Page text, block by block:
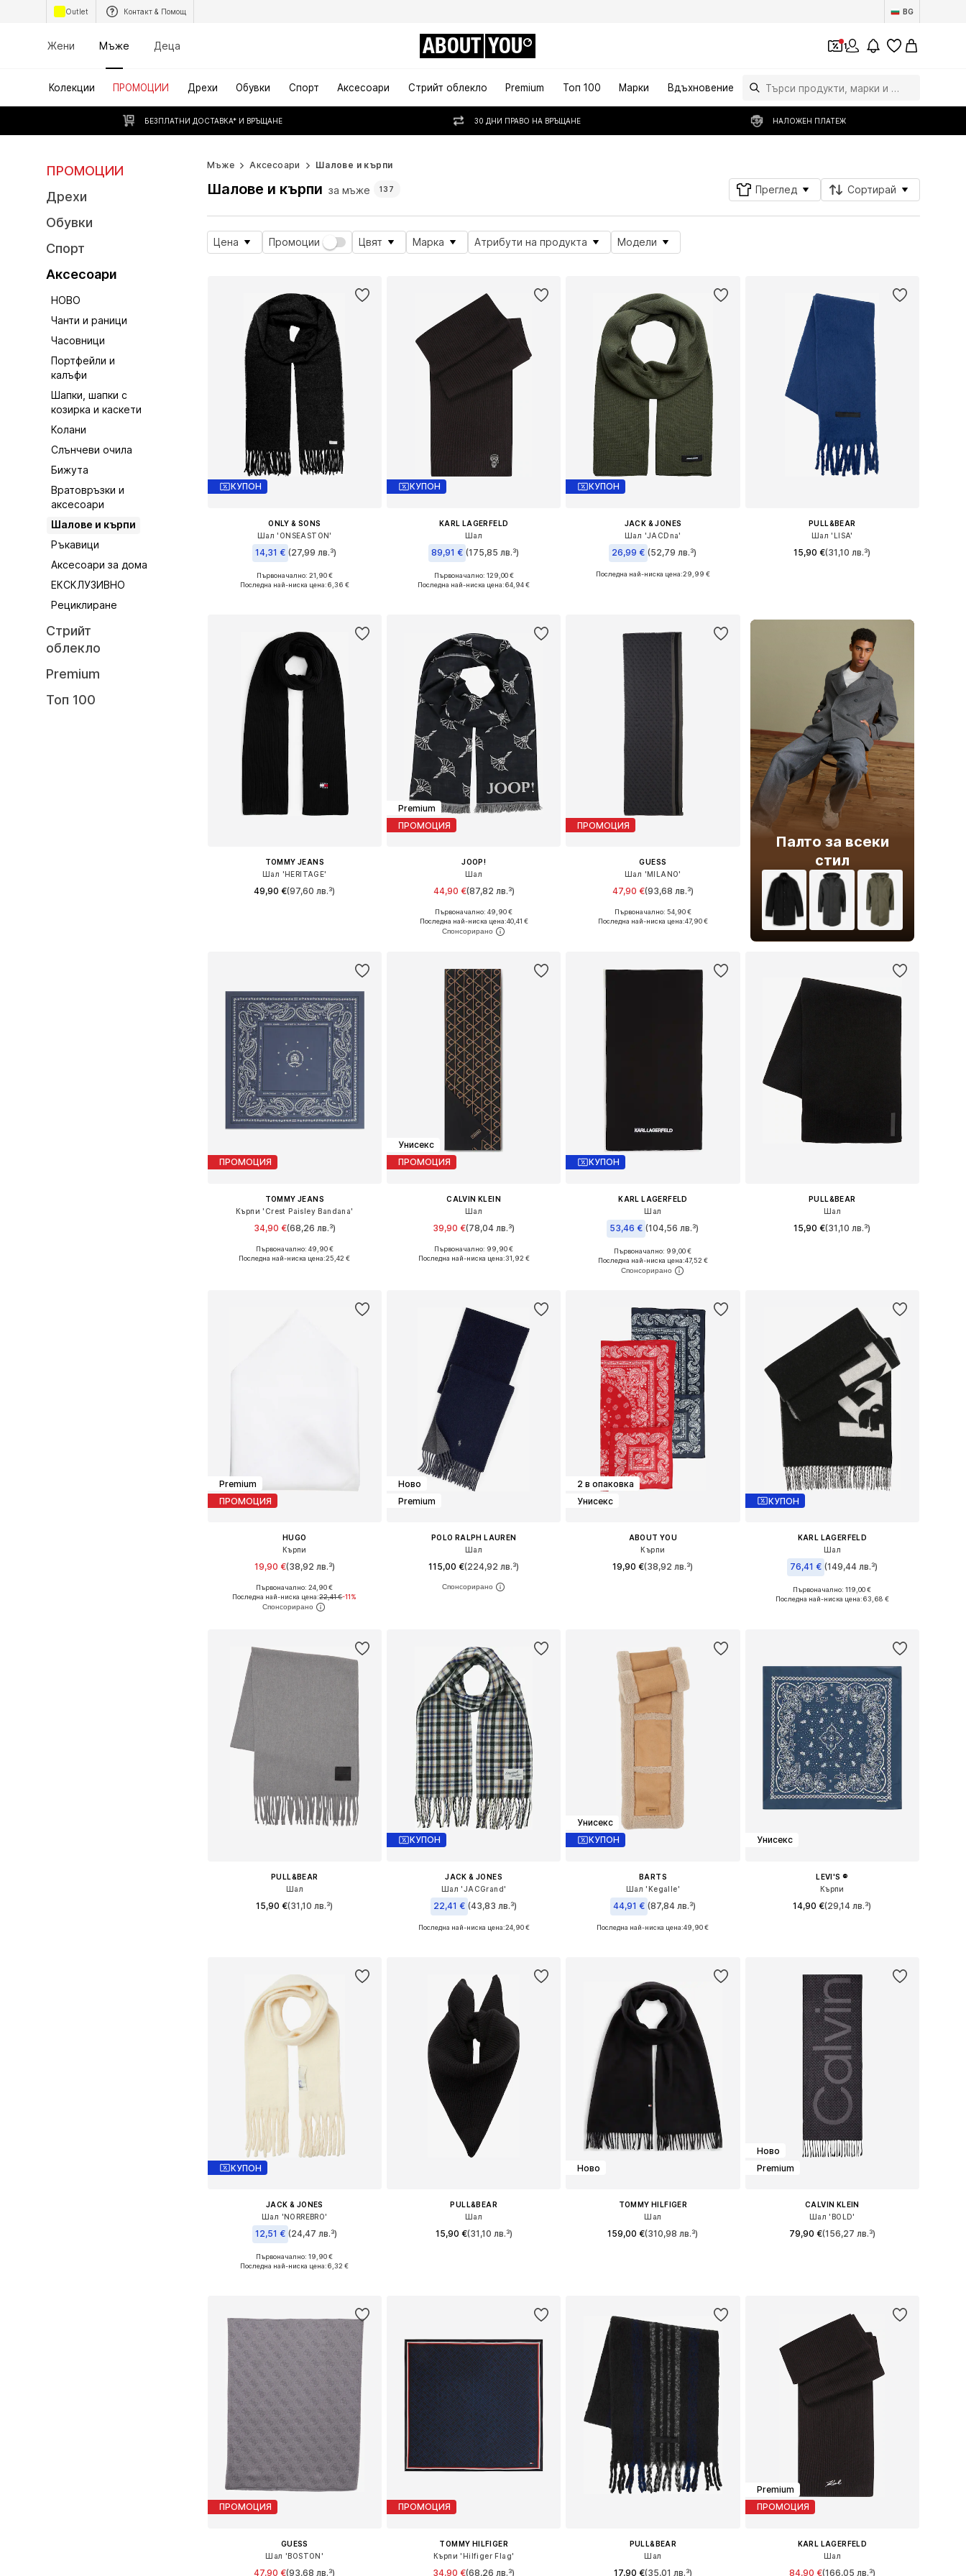
Outlet Контакт & Помощ BG
Жени Мъже Деца ABOUT YOU 1
Колекции ПРОМОЦИИ Дрехи Обувки Спорт Аксесоари Стрийт облекло Premium Топ 100 Марки Вдъхновение
БЕЗПЛАТНИ ДОСТАВКА* И ВРЪЩАНЕ 30 ДНИ ПРАВО НА ВРЪЩАНЕ НАЛОЖЕН ПЛАТЕЖ
ПРОМОЦИИ
Дрехи
Обувки
Спорт
Аксесоари
НОВО
Чанти и раници
Часовници
Портфейли и
калъфи
Шапки, шапки с
козирка и каскети
Колани
Слънчеви очила
Бижута
Вратовръзки и
аксесоари
Шалове и кърпи
Ръкавици
Аксесоари за дома
ЕКСКЛУЗИВНО
Рециклиране
Стрийт
облекло
Premium
Топ 100
Мъже Аксесоари Шалове и кърпи
Шалове и кърпи за мъже 137 Преглед Сортирай
Цена Промоции Цвят Марка Атрибути на продукта Модели
КУПОН
ONLY & SONS
Шал 'ONSEASTON'
14,31 € (27,99 лв.³)
Налични размери: One Size
Първоначално: 21,90 €
Последна най-ниска цена:6,36 €
КУПОН
KARL LAGERFELD
Шал
89,91 € (175,85 лв.³)
Налични размери: One Size
Първоначално: 129,00 €
Последна най-ниска цена:64,94 €
КУПОН
JACK & JONES
Шал 'JACDna'
26,99 € (52,79 лв.³)
+1
Налични размери: One Size
Последна най-ниска цена:29,99 €
PULL&BEAR
Шал 'LISA'
15,90 €(31,10 лв.³)
TOMMY JEANS
Шал 'HERITAGE'
49,90 €(97,60 лв.³)
Premium
ПРОМОЦИЯ
JOOP!
Шал
44,90 €(87,82 лв.³)
Налични размери: One Size
Добави в кошницата
Първоначално: 49,90 €
Последна най-ниска цена:40,41 €
ПРОМОЦИЯ
GUESS
Шал 'MILANO'
47,90 €(93,68 лв.³)
Налични размери: One Size
Първоначално: 54,90 €
Последна най-ниска цена:47,90 €
Палто за всеки
стил
ПРОМОЦИЯ
TOMMY JEANS
Кърпи 'Crest Paisley Bandana'
34,90 €(68,26 лв.³)
Налични размери: One Size
Първоначално: 49,90 €
Последна най-ниска цена:25,42 €
Унисекс
ПРОМОЦИЯ
CALVIN KLEIN
Шал
39,90 €(78,04 лв.³)
Налични размери: One Size
Първоначално: 99,90 €
Последна най-ниска цена:31,92 €
КУПОН
KARL LAGERFELD
Шал
53,46 € (104,56 лв.³)
Налични размери: One Size
Добави в кошницата
Първоначално: 99,00 €
Последна най-ниска цена:47,52 €
PULL&BEAR
Шал
15,90 €(31,10 лв.³)
Premium
ПРОМОЦИЯ
HUGO
Кърпи
19,90 €(38,92 лв.³)
Налични размери: One Size
Добави в кошницата
Първоначално: 24,90 €
Последна най-ниска цена:22,41 €-11%
Ново
Premium
POLO RALPH LAUREN
Шал
115,00 €(224,92 лв.³)
Налични размери: One Size
2 в опаковка
Унисекс
ABOUT YOU
Кърпи
19,90 €(38,92 лв.³)
КУПОН
KARL LAGERFELD
Шал
76,41 € (149,44 лв.³)
Налични размери: One Size
Първоначално: 119,00 €
Последна най-ниска цена:63,68 €
PULL&BEAR
Шал
15,90 €(31,10 лв.³)
КУПОН
JACK & JONES
Шал 'JACGrand'
22,41 € (43,83 лв.³)
Налични размери: One Size
Последна най-ниска цена:24,90 €
Унисекс
КУПОН
BARTS
Шал 'Kegalle'
44,91 € (87,84 лв.³)
Налични размери: One Size
Последна най-ниска цена:49,90 €
Унисекс
LEVI'S ®
Кърпи
14,90 €(29,14 лв.³)
КУПОН
JACK & JONES
Шал 'NORREBRO'
12,51 € (24,47 лв.³)
Налични размери: One Size
Първоначално: 19,90 €
Последна най-ниска цена:6,32 €
PULL&BEAR
Шал
15,90 €(31,10 лв.³)
Ново
TOMMY HILFIGER
Шал
159,00 €(310,98 лв.³)
Ново
Premium
CALVIN KLEIN
Шал 'BOLD'
79,90 €(156,27 лв.³)
ПРОМОЦИЯ
GUESS
Шал 'BOSTON'
47,90 €(93,68 лв.³)
ПРОМОЦИЯ
TOMMY HILFIGER
Кърпи 'Hilfiger Flag'
34,90 €(68,26 лв.³)
PULL&BEAR
Шал
17,90 €(35,01 лв.³)
Premium
ПРОМОЦИЯ
KARL LAGERFELD
Шал
84,90 €(166,05 лв.³)